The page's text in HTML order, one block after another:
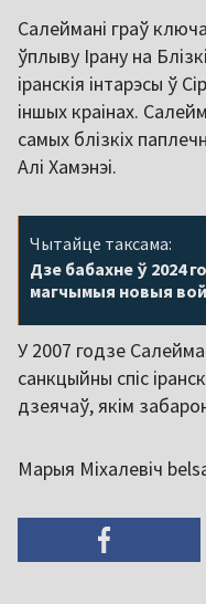
Салеймані граў
ўплыву Ірану на
іранскія інтарэсы ў
іншых краінах.
самых блізкіх
Алі Хамэнэі.
Чытайце таксама:
Дзе бабахне ў 2024
магчымыя новыя
У 2007 годзе
санкцыйны спіс
дзеячаў, якім
Марыя Міхалевіч